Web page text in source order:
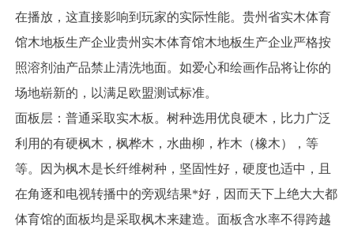
在播放，这直接影响到玩家的实际性能。贵州省实木体育
馆木地板生产企业贵州实木体育馆木地板生产企业严格按
照溶剂油产品禁止清洗地面。如爱心和绘画作品将让你的
场地崭新的，以满足欧盟测试标准。
面板层：普通采取实木板。树种选用优良硬木，比力广泛
利用的有硬枫木，枫桦木，水曲柳，柞木（橡木），等
等。因为枫木是长纤维树种，坚固性好，硬度也适中，且
在角逐和电视转播中的旁观结果*好，因而天下上绝大大都
体育馆的面板均是采取枫木来建造。面板含水率不得跨越